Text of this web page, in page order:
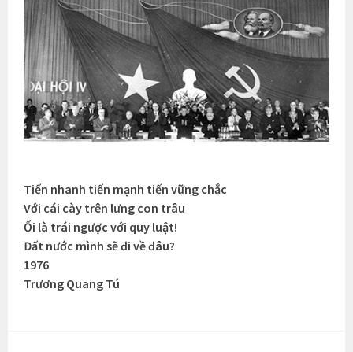
Tiến nhanh tiến mạnh tiến vững chắc
Với cái cày trên lưng con trâu
Ối là trái ngược với quy luật!
Đất nước mình sẽ đi về đâu?
1976
Trương Quang Tú